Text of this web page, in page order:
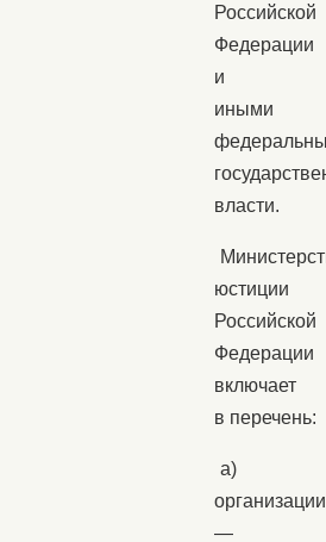
Российской
Федерации
и
иными
власти.
юстиции
Российской
Федерации
включает
в перечень:
а)
организации
—